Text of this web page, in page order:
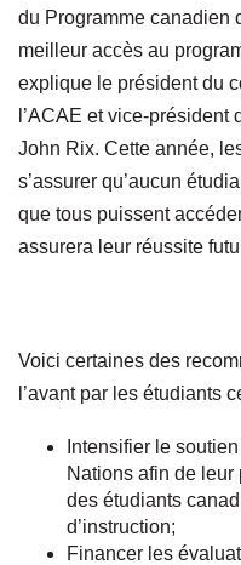
du Programme canadien
meilleur accès au
explique le président du
l’ACAE et
John Rix. Cette année,
s’assurer qu’aucun
que tous puissent
assurera leur réussite
Voici certaines des
l’avant par les étudiants
Intensifier le
Nations afin de leur
des étudiants
d’instruction;
Financer les